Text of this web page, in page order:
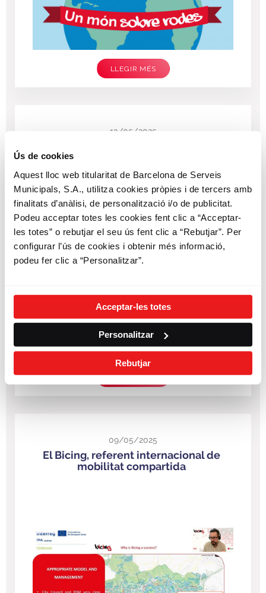
Ús de cookies
Aquest lloc web titularitat de Barcelona de Serveis
Municipals, S.A., utilitza cookies pròpies i de tercers amb
finalitats d’anàlisi, de personalització i/o de publicitat.
Podeu acceptar totes les cookies fent clic a “Acceptar-
les totes” o rebutjar el seu ús fent clic a “Rebutjar”. Per
configurar l’ús de cookies i obtenir més informació,
podeu fer clic a “Personalitzar”.
Acceptar-les totes
Personalitzar
Rebutjar
LLEGIR MÉS
13/05/2025
guiar per la cultura amb el Bicing
LLEGIR MÉS
09/05/2025
El Bicing, referent internacional de
mobilitat compartida